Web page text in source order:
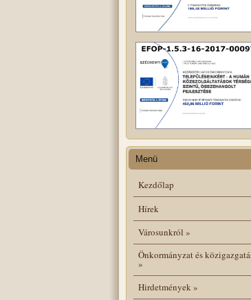
Menü
Kezdőlap
Hírek
Városunkról »
Önkormányzat és
»
Hirdetmények»